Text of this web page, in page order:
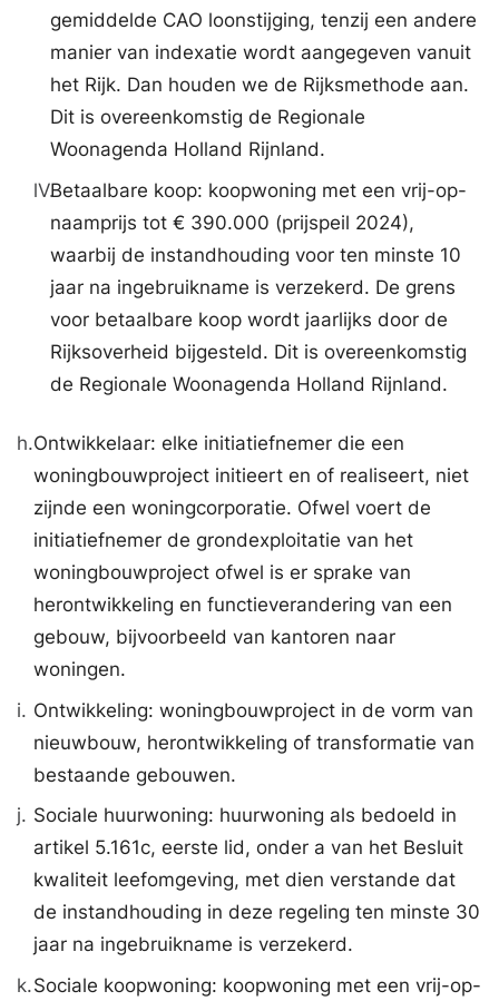
gemiddelde CAO loonstijging, tenzij een andere
manier van indexatie wordt aangegeven vanuit
het Rijk. Dan houden we de Rijksmethode aan.
Dit is overeenkomstig de Regionale
Woonagenda Holland Rijnland.
lV.Betaalbare koop: koopwoning met een vrij-op-
naamprijs tot € 390.000 (prijspeil 2024),
waarbij de instandhouding voor ten minste 10
jaar na ingebruikname is verzekerd. De grens
voor betaalbare koop wordt jaarlijks door de
Rijksoverheid bijgesteld. Dit is overeenkomstig
de Regionale Woonagenda Holland Rijnland.
h.Ontwikkelaar: elke initiatiefnemer die een
woningbouwproject initieert en of realiseert, niet
zijnde een woningcorporatie. Ofwel voert de
initiatiefnemer de grondexploitatie van het
woningbouwproject ofwel is er sprake van
herontwikkeling en functieverandering van een
gebouw, bijvoorbeeld van kantoren naar
woningen.
i. Ontwikkeling: woningbouwproject in de vorm van
nieuwbouw, herontwikkeling of transformatie van
bestaande gebouwen.
j. Sociale huurwoning: huurwoning als bedoeld in
artikel 5.161c, eerste lid, onder a van het Besluit
kwaliteit leefomgeving, met dien verstande dat
de instandhouding in deze regeling ten minste 30
jaar na ingebruikname is verzekerd.
k.Sociale koopwoning: koopwoning met een vrij-op-